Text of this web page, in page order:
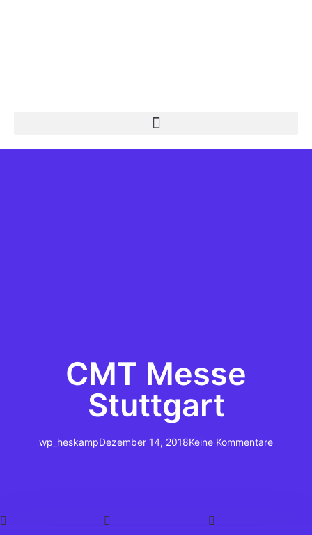
CMT Messe
Stuttgart
wp_heskampDezember 14, 2018Keine Kommentare